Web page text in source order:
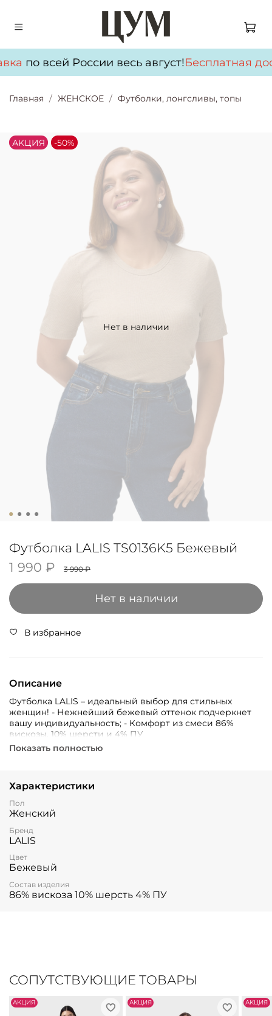
по всей России весь август!Бесплатная
Главная ЖЕНСКОЕ Футболки, лонгсливы, топы
Нет в наличии
АKЦИЯ -50%
Футболка LALIS TS0136K5 Бежевый
1 990 ₽
3 990 ₽
Нет в наличии
В избранное
Описание
Футболка LALIS – идеальный выбор для стильных
женщин! - Нежнейший бежевый оттенок подчеркнет
вашу индивидуальность; - Комфорт из смеси 86%
вискозы, 10% шерсти и 4% ПУ
Показать полностью
Характеристики
Пол
Женский
Бренд
LALIS
Цвет
Бежевый
Состав изделия
86% вискоза 10% шерсть 4% ПУ
СОПУТСТВУЮЩИЕ ТОВАРЫ
АKЦИЯ АKЦИЯ АKЦИЯ